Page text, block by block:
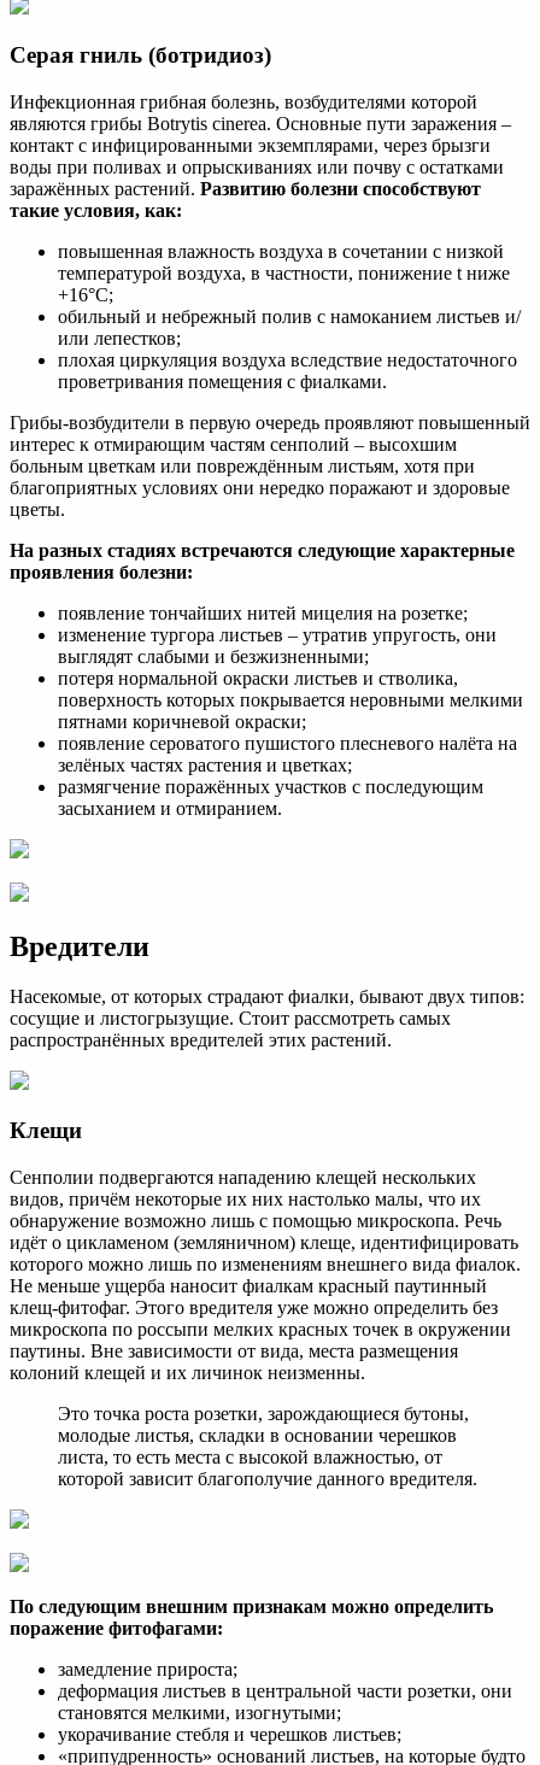
Серая гниль (ботридиоз)
Инфекционная грибная болезнь, возбудителями которой
являются грибы Botrytis cinerea. Основные пути заражения –
контакт с инфицированными экземплярами, через брызги
воды при поливах и опрыскиваниях или почву с остатками
заражённых растений. Развитию болезни способствуют
такие условия, как:
повышенная влажность воздуха в сочетании с низкой
температурой воздуха, в частности, понижение t ниже
+16°С;
обильный и небрежный полив с намоканием листьев и/
или лепестков;
плохая циркуляция воздуха вследствие недостаточного
проветривания помещения с фиалками.
Грибы-возбудители в первую очередь проявляют повышенный
интерес к отмирающим частям сенполий – высохшим
больным цветкам или повреждённым листьям, хотя при
благоприятных условиях они нередко поражают и здоровые
цветы.
На разных стадиях встречаются следующие характерные
проявления болезни:
появление тончайших нитей мицелия на розетке;
изменение тургора листьев – утратив упругость, они
выглядят слабыми и безжизненными;
потеря нормальной окраски листьев и стволика,
поверхность которых покрывается неровными мелкими
пятнами коричневой окраски;
появление сероватого пушистого плесневого налёта на
зелёных частях растения и цветках;
размягчение поражённых участков с последующим
засыханием и отмиранием.
Вредители
Насекомые, от которых страдают фиалки, бывают двух типов:
сосущие и листогрызущие. Стоит рассмотреть самых
распространённых вредителей этих растений.
Клещи
Сенполии подвергаются нападению клещей нескольких
видов, причём некоторые их них настолько малы, что их
обнаружение возможно лишь с помощью микроскопа. Речь
идёт о цикламеном (земляничном) клеще, идентифицировать
которого можно лишь по изменениям внешнего вида фиалок.
Не меньше ущерба наносит фиалкам красный паутинный
клещ-фитофаг. Этого вредителя уже можно определить без
микроскопа по россыпи мелких красных точек в окружении
паутины. Вне зависимости от вида, места размещения
колоний клещей и их личинок неизменны.
Это точка роста розетки, зарождающиеся бутоны,
молодые листья, складки в основании черешков
листа, то есть места с высокой влажностью, от
которой зависит благополучие данного вредителя.
По следующим внешним признакам можно определить
поражение фитофагами:
замедление прироста;
деформация листьев в центральной части розетки, они
становятся мелкими, изогнутыми;
укорачивание стебля и черешков листьев;
«припудренность» оснований листьев, на которые будто